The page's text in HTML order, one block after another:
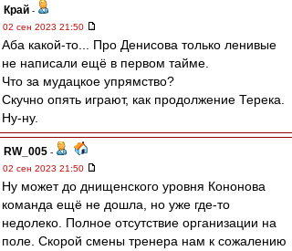
Край -
02 сен 2023 21:50
Аба какой-то... Про Денисова только ленивые
не написали ещё в первом тайме.
Что за мудацкое упрямство?
Скучно опять играют, как продолжение Терека.
Ну-ну.
RW_005 -
02 сен 2023 21:50
Ну может до днищенского уровня Кононова
команда ещё не дошла, но уже где-то
недолеко. Полное отсутствие организации на
поле. Скорой смены тренера нам к сожалению